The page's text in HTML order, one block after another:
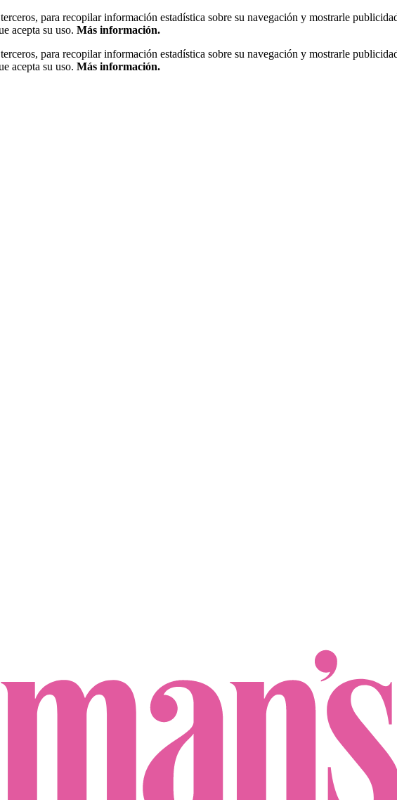
para recopilar información estadística sobre su navegación y mostrarle
acepta su uso. Más información.
para recopilar información estadística sobre su navegación y mostrarle
acepta su uso. Más información.